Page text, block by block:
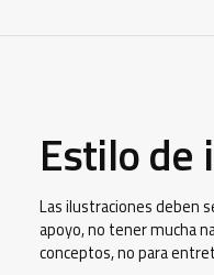
Estilo de
Las ilustraciones deben
apoyo, no tener mucha
conceptos, no para